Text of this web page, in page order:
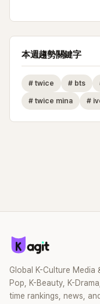
本週趨勢關鍵字
# twice # bts
# twice mina #
Global K-Culture Media
Pop, K-Beauty, K-
time rankings, news,